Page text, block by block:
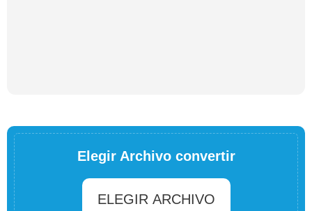
Elegir Archivo convertir
ELEGIR ARCHIVO